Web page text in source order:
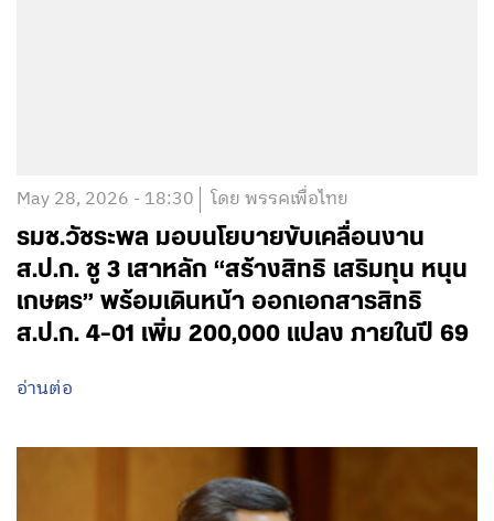
May 28, 2026 - 18:30 โดย พรรคเพื่อไทย
รมช.วัชระพล มอบนโยบายขับเคลื่อนงาน
ส.ป.ก. ชู 3 เสาหลัก “สร้างสิทธิ เสริมทุน หนุน
เกษตร” พร้อมเดินหน้า ออกเอกสารสิทธิ
ส.ป.ก. 4-01 เพิ่ม 200,000 แปลง ภายในปี 69
อ่านต่อ